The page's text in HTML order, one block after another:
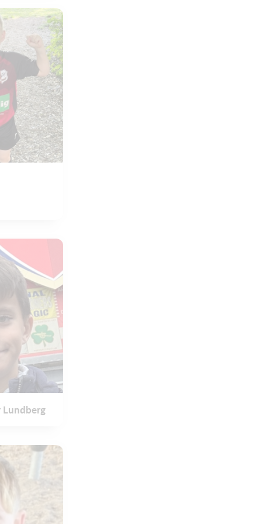
Lundberg